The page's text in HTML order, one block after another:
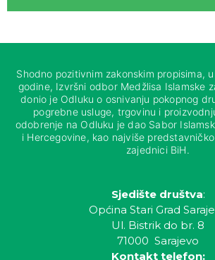
Shodno pozitivnim zakonskim propisima,
godine, Izvršni odbor Medžlisa Islamske
donio je Odluku o osnivanju pokopnog
pogrebne usluge, trgovinu i
odobrenje na Odluku je dao Sabor
i Hercegovine, kao najviše
zajednici BiH.
Sjedište društva:
Općina Stari Grad
Ul. Bistrik do br. 8
71000 Sarajevo
Kontakt telefon: